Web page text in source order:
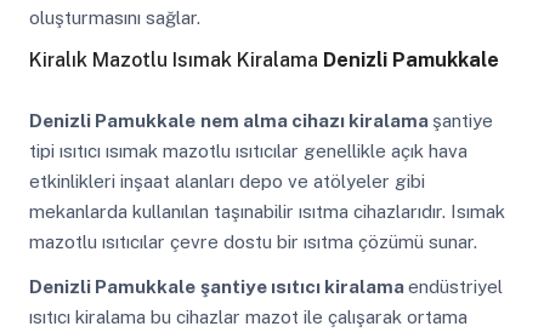
oluşturmasını sağlar.
Kiralık Mazotlu Isımak Kiralama Denizli Pamukkale
Denizli Pamukkale nem alma cihazı kiralama şantiye
tipi ısıtıcı ısımak mazotlu ısıtıcılar genellikle açık hava
etkinlikleri inşaat alanları depo ve atölyeler gibi
mekanlarda kullanılan taşınabilir ısıtma cihazlarıdır. Isımak
mazotlu ısıtıcılar çevre dostu bir ısıtma çözümü sunar.
Denizli Pamukkale şantiye ısıtıcı kiralamaendüstriyel
ısıtıcı kiralama bu cihazlar mazot ile çalışarak ortama